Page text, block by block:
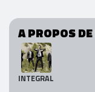
A PROPOS DE
INTEGRAL